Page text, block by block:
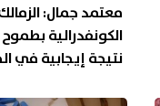
معتمد جمال:
الكونفدرالية
نتيجة إيجابية في